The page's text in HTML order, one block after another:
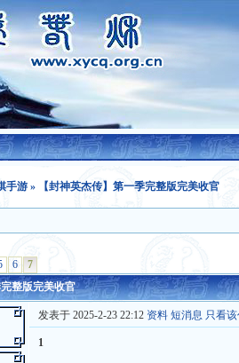
手游 » 【封神英杰传】第一季完整版完美收官
6
7
整版完美收官
发表于 2025-2-23 22:12 资料 短消息 只看
1